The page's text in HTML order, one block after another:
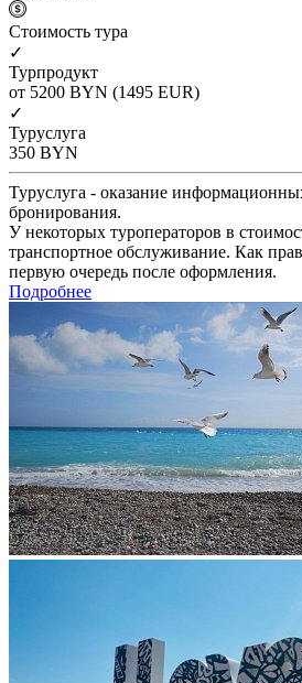
Cтоимость тура
✓
Турпродукт
от 5200 BYN (1495 EUR)
✓
Туруслуга
350 BYN
Туруслуга - оказание
бронирования.
У некоторых туроператоров в
транспортное обслуживание. Как
первую очередь после оформления.
Подробнее